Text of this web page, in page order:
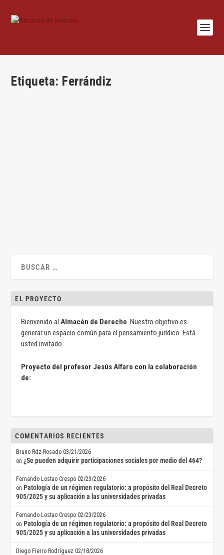
Etiqueta: Ferrándiz
EL PROYECTO
Bienvenido alAlmacén de Derecho. Nuestro objetivo es
generar un espacio común para el pensamiento jurídico. Está
usted invitado.
Proyecto del profesor Jesús Alfaro con la colaboración
de:
COMENTARIOS RECIENTES
Bruno Rdz-Rosado 03/21/2026
on¿Se pueden adquirir participaciones sociales por medio del 464?
Fernando Lostao Crespo 02/23/2026
on Patología de un régimen regulatorio: a propósito del Real Decreto
905/2025 y su aplicación a las universidades privadas
Fernando Lostao Crespo 02/23/2026
on Patología de un régimen regulatorio: a propósito del Real Decreto
905/2025 y su aplicación a las universidades privadas
Diego Fierro Rodríguez 02/18/2026